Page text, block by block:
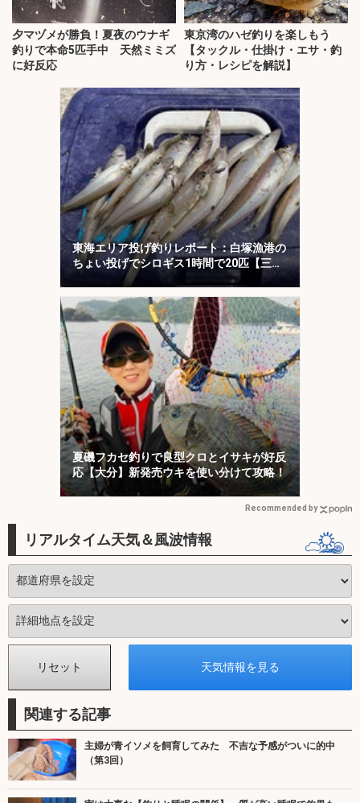
夕マヅメが勝負！夏夜のウナギ
釣りで本命5匹手中 天然ミミズ
に好反応
東京湾のハゼ釣りを楽しもう
【タックル・仕掛け・エサ・釣
り方・レシピを解説】
東海エリア投げ釣りレポート：白塚漁港の
ちょい投げでシロギス1時間で20匹【三
夏磯フカセ釣りで良型クロとイサキが好反
応【大分】新発売ウキを使い分けて攻略！
Recommended by
リアルタイム天気＆風波情報
関連する記事
主婦が青イソメを飼育してみた 不吉な予感がついに的中
（第3回）